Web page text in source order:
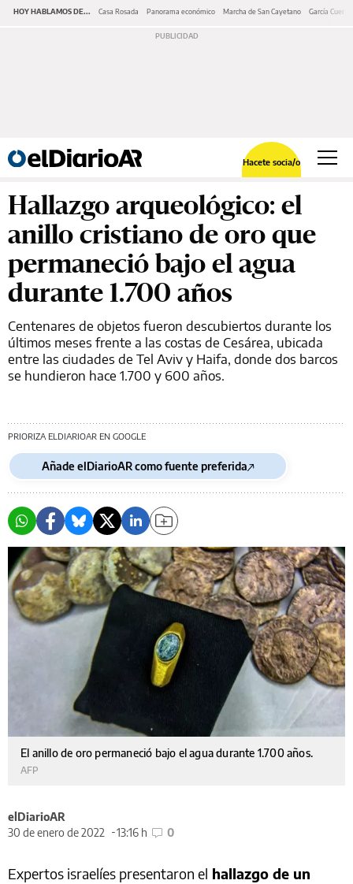
HOY HABLAMOS DE... Casa Rosada Panorama económico Marcha de San Cayetano García Cuerva
Hacete socia/o
Hallazgo arqueológico: el
anillo cristiano de oro que
permaneció bajo el agua
durante 1.700 años
Centenares de objetos fueron descubiertos durante los
últimos meses frente a las costas de Cesárea, ubicada
entre las ciudades de Tel Aviv y Haifa, donde dos barcos
se hundieron hace 1.700 y 600 años.
PRIORIZA ELDIARIOAR EN GOOGLE
Añade elDiarioAR como fuente preferida
El anillo de oro permaneció bajo el agua durante 1.700 años.
AFP
elDiarioAR
30 de enero de 2022
13:16 h 0
Expertos israelíes presentaron el hallazgo de un